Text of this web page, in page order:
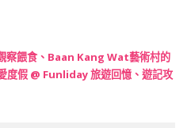
察餵食、Baan Kang Wat藝術村的
度假 @ Funliday 旅遊回憶、遊記攻